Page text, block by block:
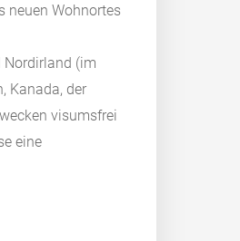
neuen Wohnortes
Nordirland (im
Kanada, der
visumsfrei
eine